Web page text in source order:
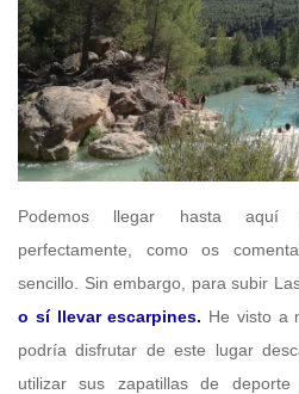
Podemos llegar hasta aquí
perfectamente, como os
sencillo. Sin embargo, para subir
o sí llevar escarpines. He visto a
podría disfrutar de este lugar
utilizar sus zapatillas de